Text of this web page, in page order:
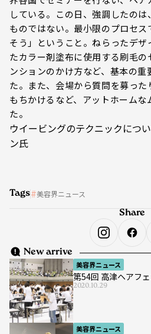
している。この日、強調したの
ものではない。最小限のプロセ
そう」ということ。ねらったデ
たカラー剤塗布に使用する刷毛
ンションのかけ方など、基本の
た。また、会場から質問を募った
もちかけるなど、アットホームな
た。
ウイービングのテクニックにつ
ン氏
Tags 美容界ニュース
New arrive
美容界ニュース
第54回 高津ヘアフ
2020.10.29
美容界ニュース
Share